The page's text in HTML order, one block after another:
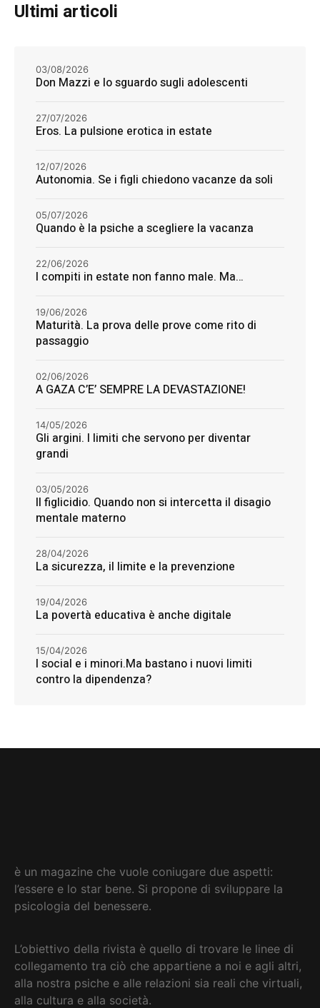
Ultimi articoli
Don Mazzi e lo sguardo sugli adolescenti
03/08/2026
Eros. La pulsione erotica in estate
27/07/2026
Autonomia. Se i figli chiedono vacanze da soli
12/07/2026
Quando è la psiche a scegliere la vacanza
05/07/2026
I compiti in estate non fanno male. Ma…
22/06/2026
Maturità. La prova delle prove come rito di
passaggio
19/06/2026
A GAZA C’E’ SEMPRE LA DEVASTAZIONE!
02/06/2026
Gli argini. I limiti che servono per diventar
grandi
14/05/2026
Il figlicidio. Quando non si intercetta il disagio
mentale materno
03/05/2026
La sicurezza, il limite e la prevenzione
28/04/2026
La povertà educativa è anche digitale
19/04/2026
I social e i minori.Ma bastano i nuovi limiti
contro la dipendenza?
15/04/2026
è un magazine che vuole coniugare due aspetti:
l’essere e lo star bene. Si propone di sviluppare la
psicologia del benessere.
L’obiettivo della rivista è quello di trovare le linee di
collegamento tra ciò che appartiene a noi e agli altri,
alla nostra psiche e alle relazioni sia reali che virtuali,
alla cultura e alla società.